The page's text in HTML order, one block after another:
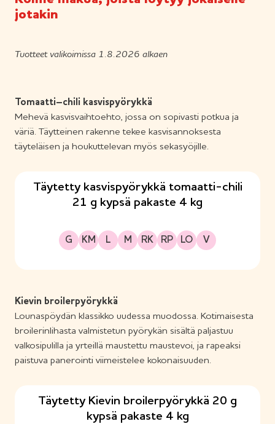
jotakin
Tuotteet valikoimissa 1.8.2026 alkaen
Tomaatti–chili kasvispyörykkä
Mehevä kasvisvaihtoehto, jossa on sopivasti potkua ja
väriä. Täytteinen rakenne tekee kasvisannoksesta
täyteläisen ja houkuttelevan myös sekasyöjille.
Täytetty kasvispyörykkä tomaatti-chili
21 g kypsä pakaste 4 kg
G
Gluteeniton KM
Kananmunaton L
Laktoositon M
Maitoproteiiniton RK
Runsaskuituinen RP
Runsasproteiininen LO
Sopii lakto-ovo ruokavalioon V
Sopii vegaaniseen ruokavalioon
Kievin broilerpyörykkä
Lounaspöydän klassikko uudessa muodossa. Kotimaisesta
broilerinlihasta valmistetun pyörykän sisältä paljastuu
valkosipulilla ja yrteillä maustettu maustevoi, ja rapeaksi
paistuva panerointi viimeistelee kokonaisuuden.
Täytetty Kievin broilerpyörykkä 20 g
kypsä pakaste 4 kg